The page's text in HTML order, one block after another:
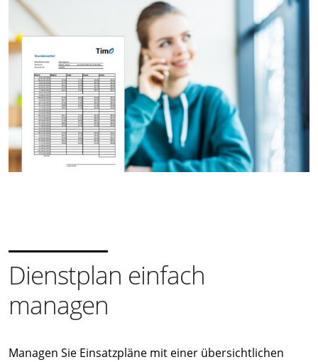
Dienstplan einfach
managen
Managen Sie Einsatzpläne mit einer übersichtlichen